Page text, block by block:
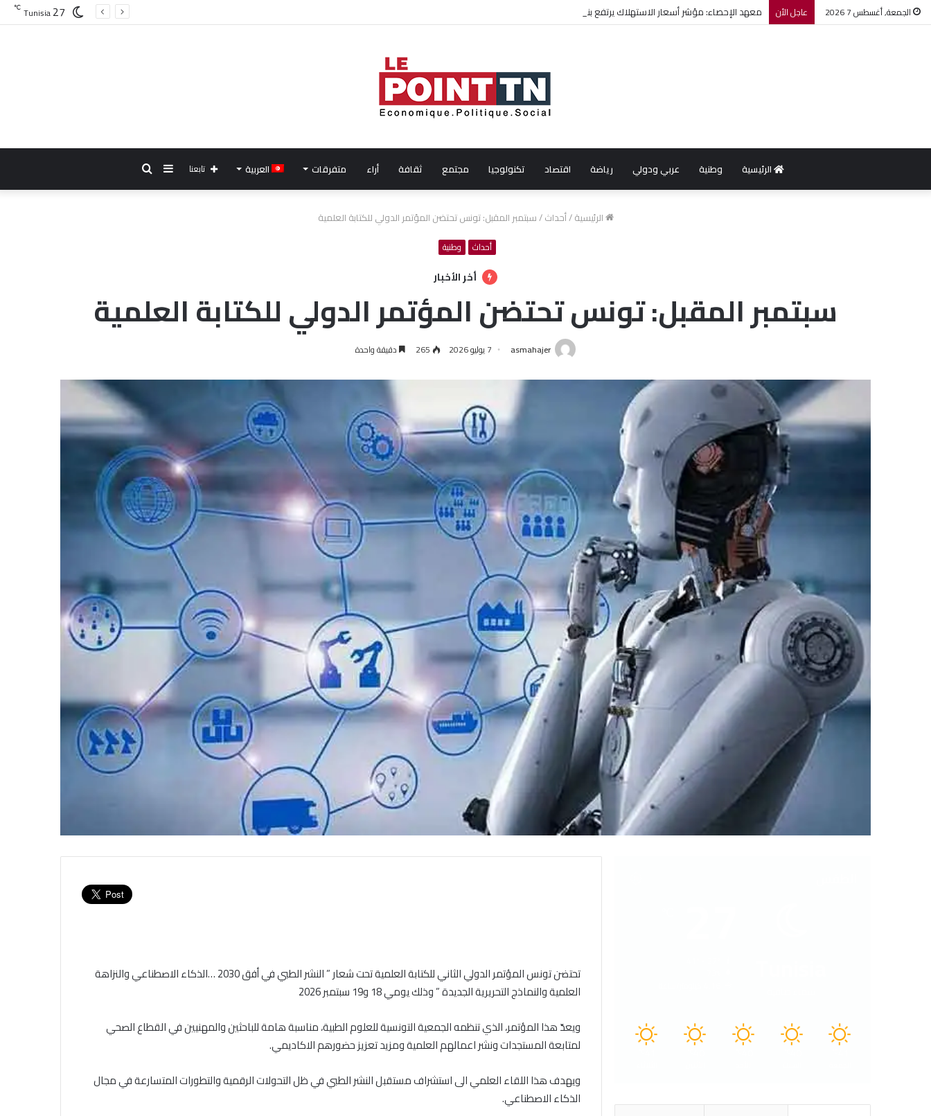
الجمعة, أغسطس 7 2026 عاجل الأن معهد الإحصاء: مؤشر أسعار الاستهلاك يرتفع بنسبة 0,2% خلال شهر جويلية 2026 Tunisia27
℃
الرئيسية وطنية عربي ودولي رياضة اقتصاد تكنولوجيا مجتمع ثقافة أراء متفرقات العربية
بحثإضافة
تابعنا
الرئيسية/أحداث/سبتمبر المقبل: تونس تحتضن المؤتمر الدولي للكتابة العلمية
أحداث وطنية
أخر الأخبار
سبتمبر المقبل: تونس تحتضن المؤتمر الدولي للكتابة العلمية
asmahajer 7 يوليو 2026 265 دقيقة واحدة
تحتضن تونس المؤتمر الدولي الثاني للكتابة العلمية تحت شعار ” النشر الطبي في أفق 2030 …الذكاء الاصطناعي والنزاهة
العلمية والنماذج التحريرية الجديدة ” وذلك يومي 18 و19 سبتمبر 2026
ويعدّ هذا المؤتمر، الذي تنظمه الجمعية التونسية للعلوم الطبية، مناسبة هامة للباحثين والمهنيين في القطاع الصحي
لمتابعة المستجدات ونشر اعمالهم العلمية ومزيد تعزيز حضورهم الاكاديمي.
ويهدف هذا اللقاء العلمي الى استشراف مستقبل النشر الطبي في ظل التحولات الرقمية والتطورات المتسارعة في مجال
الذكاء الاصطناعي.